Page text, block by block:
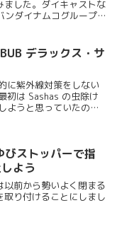
ました。ダイキャストな
ンダイナムコグループ
デラックス・サ
に紫外線対策をしない
初は Sashas の虫除け
ようと思っていたので
...
びストッパーで指
よう
以前から勢いよく閉まる
り付けることにしまし